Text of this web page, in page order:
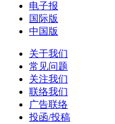
电子报
国际版
中国版
关于我们
常见问题
关注我们
联络我们
广告联络
投函/投稿